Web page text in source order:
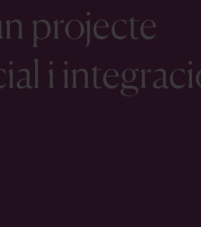
projecte
i